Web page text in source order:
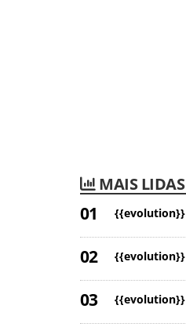
MAIS LIDAS
{{evolution}}
{{evolution}}
{{evolution}}